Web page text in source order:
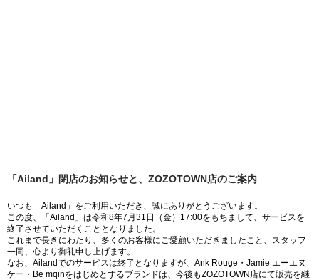
「Ailand」閉店のお知らせと、ZOZOTOWN店のご案内
いつも「Ailand」をご利用いただき、誠にありがとうございます。
この度、「Ailand」は令和8年7月31日（金）17:00をもちまして、サービスを
終了させていただくこととなりました。
これまで長きにわたり、多くのお客様にご愛顧いただきましたこと、スタッフ
一同、心より御礼申し上げます。
なお、Ailandでのサービスは終了となりますが、Ank Rouge・Jamie エーエヌ
ケー・Be mqinをはじめとするブランドは、今後もZOZOTOWN店にて販売を継